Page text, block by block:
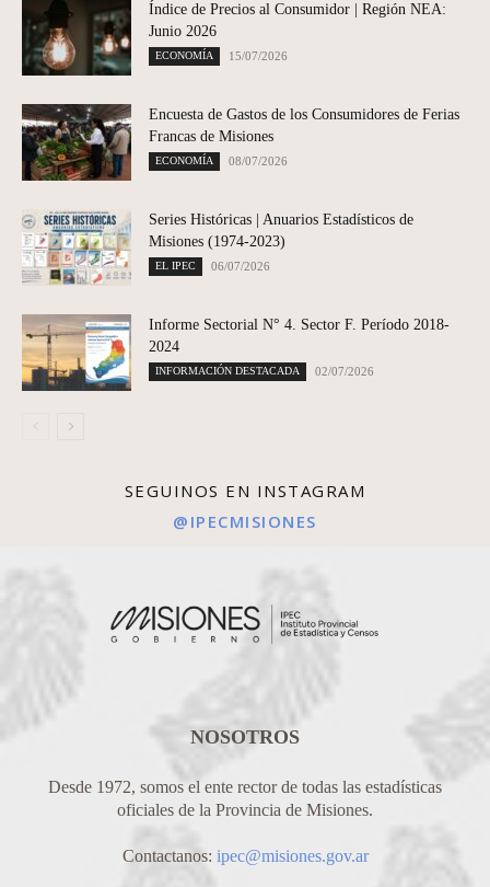
Índice de Precios al Consumidor | Región NEA:
Junio 2026
ECONOMÍA 15/07/2026
Encuesta de Gastos de los Consumidores de Ferias
Francas de Misiones
ECONOMÍA 08/07/2026
Series Históricas | Anuarios Estadísticos de
Misiones (1974-2023)
EL IPEC 06/07/2026
Informe Sectorial N° 4. Sector F. Período 2018-
2024
INFORMACIÓN DESTACADA 02/07/2026
SEGUINOS EN INSTAGRAM
@IPECMISIONES
NOSOTROS
Desde 1972, somos el ente rector de todas las estadísticas
oficiales de la Provincia de Misiones.
Contactanos: ipec@misiones.gov.ar